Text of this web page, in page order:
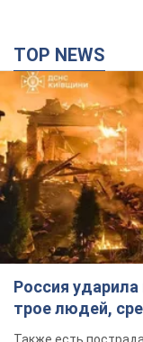
TOP NEWS
Россия
трое людей,